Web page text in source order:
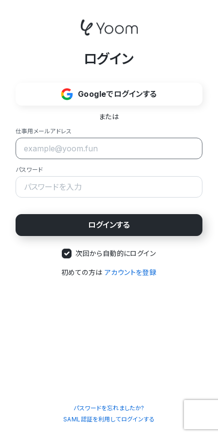
ログイン
Googleでログインする
または
仕事用メールアドレス
パスワード
次回から自動的にログイン
初めての方は アカウントを登録
パスワードを忘れましたか?
SAML認証を利用してログインする